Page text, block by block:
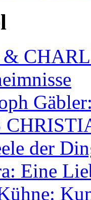
der
Eine